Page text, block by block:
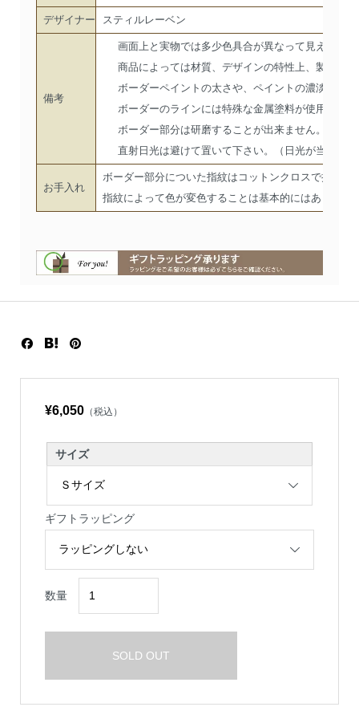
デザイナー スティルレーベン
備考
画面上と実物では多少色具合が異なって見える場
商品によっては材質、デザインの特性上、製造工
ボーダーペイントの太さや、ペイントの濃淡に製
ボーダーのラインには特殊な金属塗料が使用され
ボーダー部分は研磨することが出来ません。
直射日光は避けて置いて下さい。（日光が当たる
お手入れ
ボーダー部分についた指紋はコットンクロスで拭き取
指紋によって色が変色することは基本的にはありま
¥6,050（税込）
サイズ
ギフトラッピング
数量
SOLD OUT